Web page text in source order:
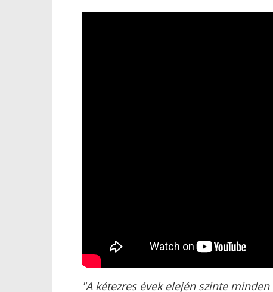
"A kétezres évek elején szinte